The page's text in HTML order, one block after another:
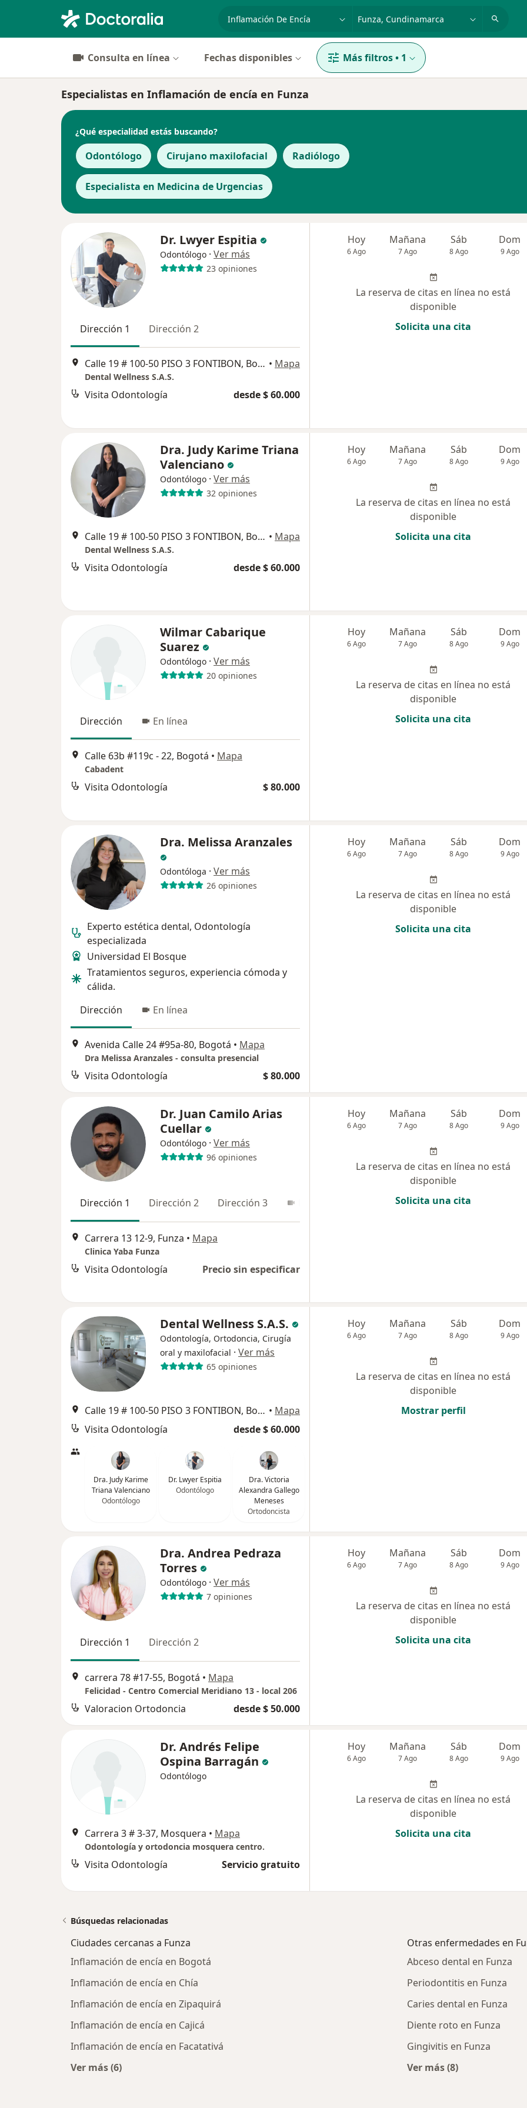
especialidad, enfermedad o nombre
Consulta en línea Fechas disponibles Más filtros• 1
Especialistas en Inflamación de encía en Funza
¿Qué especialidad estás buscando?
Odontólogo Cirujano maxilofacial Radiólogo
Especialista en Medicina de Urgencias
Dr. Lwyer Espitia
Odontólogo · Ver más
23 opiniones
Dirección 1 Dirección 2
Calle 19 # 100-50 PISO 3 FONTIBON, Bogotá • Mapa
Dental Wellness S.A.S.
Visita Odontología desde $ 60.000
Hoy
6 Ago
Mañana
7 Ago
Sáb
8 Ago
Dom
9 Ago
La reserva de citas en línea no está
disponible
Solicita una cita
Dra. Judy Karime Triana
Valenciano
Odontólogo · Ver más
32 opiniones
Calle 19 # 100-50 PISO 3 FONTIBON, Bogotá • Mapa
Dental Wellness S.A.S.
Visita Odontología desde $ 60.000
Hoy
6 Ago
Mañana
7 Ago
Sáb
8 Ago
Dom
9 Ago
La reserva de citas en línea no está
disponible
Solicita una cita
Wilmar Cabarique
Suarez
Odontólogo · Ver más
20 opiniones
Dirección En línea
Calle 63b #119c - 22, Bogotá • Mapa
Cabadent
Visita Odontología $ 80.000
Hoy
6 Ago
Mañana
7 Ago
Sáb
8 Ago
Dom
9 Ago
La reserva de citas en línea no está
disponible
Solicita una cita
Dra. Melissa Aranzales
Odontóloga · Ver más
26 opiniones
Experto estética dental, Odontología
especializada
Universidad El Bosque
Tratamientos seguros, experiencia cómoda y
cálida.
Dirección
En línea
Avenida Calle 24 #95a-80, Bogotá • Mapa
Dra Melissa Aranzales - consulta presencial
Visita Odontología $ 80.000
Hoy
6 Ago
Mañana
7 Ago
Sáb
8 Ago
Dom
9 Ago
La reserva de citas en línea no está
disponible
Solicita una cita
Dr. Juan Camilo Arias
Cuellar
Odontólogo · Ver más
96 opiniones
Dirección 1 Dirección 2 Dirección 3
Carrera 13 12-9, Funza • Mapa
Clinica Yaba Funza
Visita Odontología Precio sin especificar
Hoy
6 Ago
Mañana
7 Ago
Sáb
8 Ago
Dom
9 Ago
La reserva de citas en línea no está
disponible
Solicita una cita
Dental Wellness S.A.S.
Odontología, Ortodoncia, Cirugía
oral y maxilofacial · Ver más
65 opiniones
Calle 19 # 100-50 PISO 3 FONTIBON, Bogotá • Mapa
Visita Odontología
desde $ 60.000
Dra. Judy Karime
Triana Valenciano
Odontólogo
Dr. Lwyer Espitia
Odontólogo
Dra. Victoria
Alexandra Gallego
Meneses
Ortodoncista
Hoy
6 Ago
Mañana
7 Ago
Sáb
8 Ago
Dom
9 Ago
La reserva de citas en línea no está
disponible
Mostrar perfil
Dra. Andrea Pedraza
Torres
Odontólogo · Ver más
7 opiniones
Dirección 1 Dirección 2
carrera 78 #17-55, Bogotá • Mapa
Felicidad - Centro Comercial Meridiano 13 - local 206
Valoracion Ortodoncia desde $ 50.000
Hoy
6 Ago
Mañana
7 Ago
Sáb
8 Ago
Dom
9 Ago
La reserva de citas en línea no está
disponible
Solicita una cita
Dr. Andrés Felipe
Ospina Barragán
Odontólogo
Carrera 3 # 3-37, Mosquera • Mapa
Odontología y ortodoncia mosquera centro.
Visita Odontología Servicio gratuito
Hoy
6 Ago
Mañana
7 Ago
Sáb
8 Ago
Dom
9 Ago
La reserva de citas en línea no está
disponible
Solicita una cita
Búsquedas relacionadas
Ciudades cercanas a Funza
Inflamación de encía en Bogotá
Inflamación de encía en Chía
Inflamación de encía en Zipaquirá
Inflamación de encía en Cajicá
Inflamación de encía en Facatativá
Ver más (6)
Otras enfermedades en
Abceso dental en Funza
Periodontitis en Funza
Caries dental en Funza
Diente roto en Funza
Gingivitis en Funza
Ver más (8)